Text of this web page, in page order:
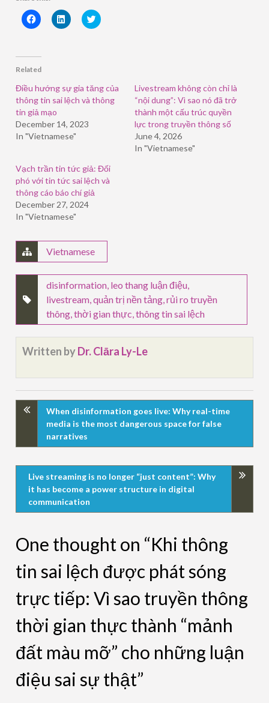
Click
to
(Opens
new
Click
to
Click
to
Related
Điều hướng sự gia tăng của
thông tin sai lệch và thông
tin giả mạo
December 14, 2023
In "Vietnamese"
Livestream không còn chỉ là
“nội dung”: Vì sao nó đã trở
thành một cấu trúc quyền
lực trong truyền thông số
June 4, 2026
In "Vietnamese"
Vạch trần tin tức giả: Đối
phó với tin tức sai lệch và
thông cáo báo chí giả
December 27, 2024
In "Vietnamese"
Vietnamese
disinformation leo thang luận điệu
livestream ,quản trị nền tảng ,rủi ro truyền
thông ,thời gian thực ,thông tin sai lệch
Written byDr. Clāra Ly-Le
When disinformation goes live: Why real-time
media is the most dangerous space for false
narratives
Live streaming is no longer “just content”: Why
it has become a power structure in digital
communication
One thought on “Khi thông
tin sai lệch được phát sóng
trực tiếp: Vì sao truyền thông
thời gian thực thành “mảnh
đất màu mỡ” cho những luận
điệu sai sự thật”